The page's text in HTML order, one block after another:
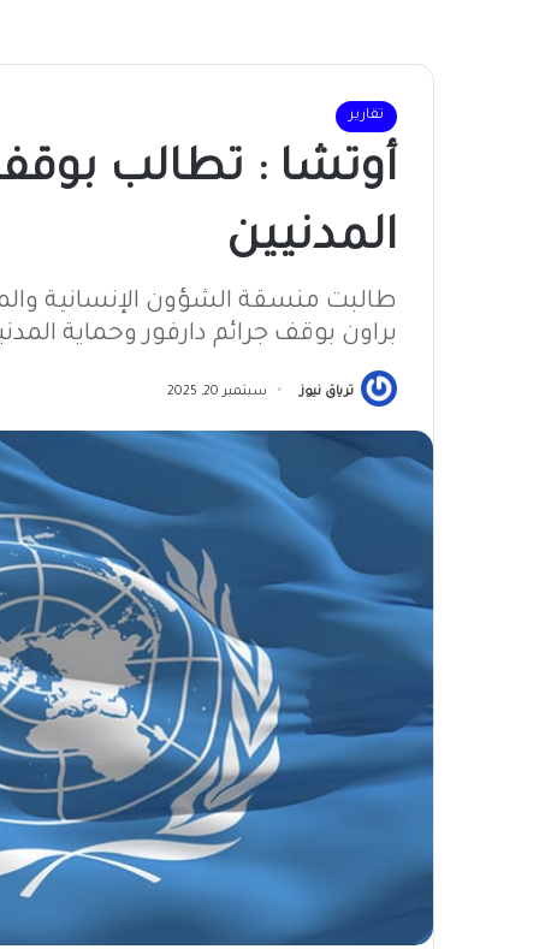
تقارير
أوتشا : تطالب بوقف
المدنيين
طالبت منسقة الشؤون الإنسانية
براون بوقف جرائم دارفور وحماية
ترياق نيوز سبتمبر 20, 2025